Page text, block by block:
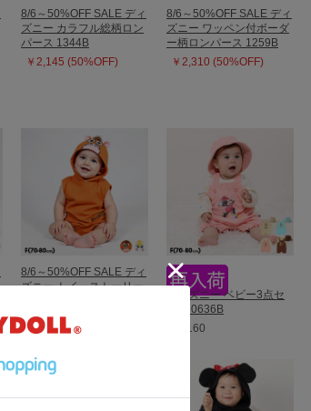
8/6～50%OFF SALE ディ
ズニー カラフル総柄ロン
パース 1344B
￥2,145 (50%OFF)
8/6～50%OFF SALE ディ
ズニー ワッペン付ボーダ
ー柄ロンパース 1259B
￥2,310 (50%OFF)
8/6～50%OFF SALE ディ
ズニー トイ・ストーリー
パース 1286B
￥2,310 (50%OFF)
ディズニー ベビー3点セ
ット 0636B
￥6,160